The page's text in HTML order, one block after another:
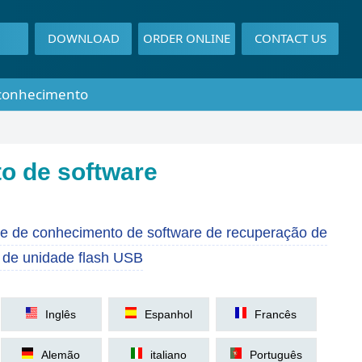
DOWNLOAD ORDER ONLINE CONTACT US
de software
de conhecimento de software de recuperação de
unidade flash USB
Inglês Espanhol Francês
Alemão italiano Português